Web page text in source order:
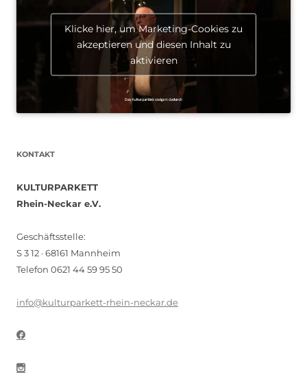
Klicke hier, um Marketing-Cookies zu
akzeptieren und diesen Inhalt zu
aktivieren
KONTAKT
KULTURPARKETT
Rhein-Neckar e.V.
Geschäftsstelle:
S 3 12 · 68161 Mannheim
Telefon 0621 44 59 95 50
info@kulturparkett-rhein-neckar.de